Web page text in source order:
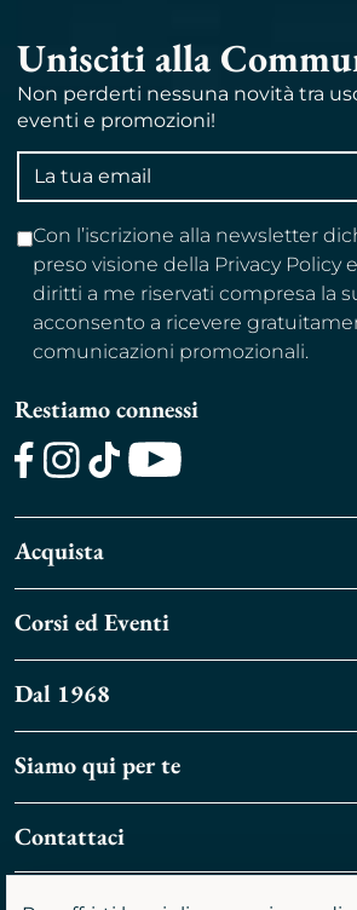
Unisciti alla
Non perderti nessuna novità tra
eventi e promozioni!
Indirizzo
email
Con l’iscrizione alla newsletter
preso visione della Privacy Policy
diritti a me riservati compresa la
acconsento a ricevere
comunicazioni promozionali.
Restiamo connessi
Acquista
Corsi ed Eventi
Dal 1968
Siamo qui per te
Contattaci